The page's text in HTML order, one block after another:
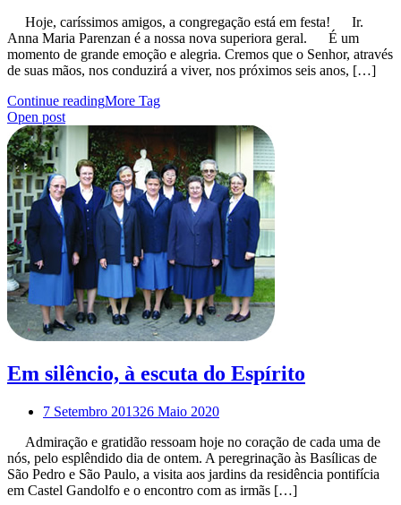
Hoje, caríssimos amigos, a congregação está em festa! Ir.
Anna Maria Parenzan é a nossa nova superiora geral. É um
momento de grande emoção e alegria. Cremos que o Senhor, através
de suas mãos, nos conduzirá a viver, nos próximos seis anos, […]
Continue readingMore Tag
Open post
Em silêncio, à escuta do Espírito
7 Setembro 201326 Maio 2020
Admiração e gratidão ressoam hoje no coração de cada uma de
nós, pelo esplêndido dia de ontem. A peregrinação às Basílicas de
São Pedro e São Paulo, a visita aos jardins da residência pontifícia
em Castel Gandolfo e o encontro com as irmãs […]